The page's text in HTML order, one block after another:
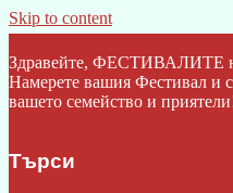
Skip to content
Здравейте, ФЕСТИВАЛИТЕ
Намерете вашия Фестивал и
вашето семейство и
Търси